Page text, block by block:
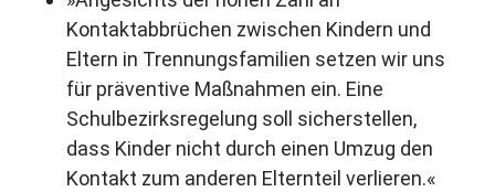
Kontaktabbrüchen zwischen Kindern und
Eltern in Trennungsfamilien setzen wir uns
für präventive Maßnahmen ein. Eine
Schulbezirksregelung soll sicherstellen,
dass Kinder nicht durch einen Umzug den
Kontakt zum anderen Elternteil verlieren.«